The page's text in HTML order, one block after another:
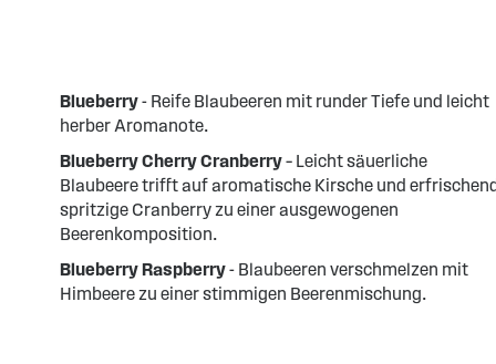
Blueberry- Reife Blaubeeren mit runder Tiefe und leicht
herber Aromanote.
Blueberry Cherry Cranberry– Leicht säuerliche
Blaubeere trifft auf aromatische Kirsche und erfrischend
spritzige Cranberry zu einer ausgewogenen
Beerenkomposition.
Blueberry Raspberry- Blaubeeren verschmelzen mit
Himbeere zu einer stimmigen Beerenmischung.